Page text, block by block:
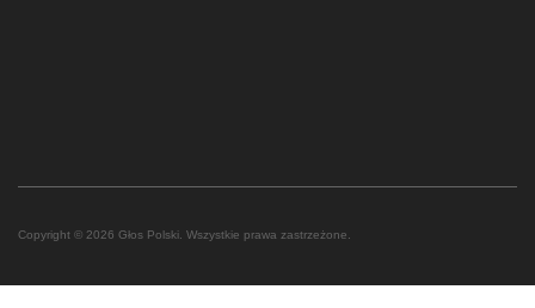
Copyright © 2026 Głos Polski. Wszystkie prawa zastrzeżone.